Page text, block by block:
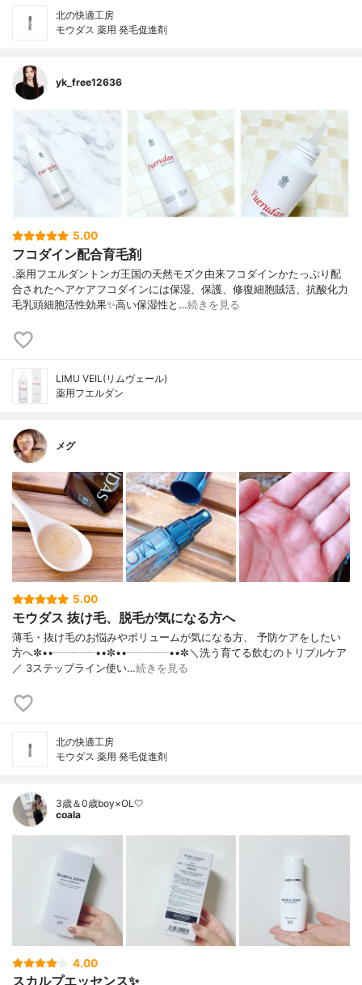
北の快適工房
モウダス 薬用 発毛促進剤
yk_free12636
5.00
フコダイン配合育毛剤
.薬用フエルダントンガ王国の天然モズク由来フコダインかたっぷり配
合されたヘアケアフコダインには保湿、保護、修復細胞賊活、抗酸化力
毛乳頭細胞活性効果✨高い保湿性と…続きを見る
LIMU VEIL(リムヴェール)
薬用フエルダン
メグ
5.00
モウダス 抜け毛、脱毛が気になる方へ
薄毛・抜け毛のお悩みやボリュームが気になる方、 予防ケアをしたい
方へ✼••┈┈┈┈••✼••┈┈┈┈••✼＼洗う育てる飲むのトリプルケア
／ 3ステップライン使い…続きを見る
北の快適工房
モウダス 薬用 発毛促進剤
3歳＆0歳boy×OL🤍
coala
4.00
スカルプエッセンス✨